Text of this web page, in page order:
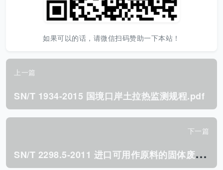
如果可以的话，请微信扫码赞助一下本站！
上一篇
SN/T 1934-2015 国境口岸土拉热监测规程.pdf
下一篇
S
N/T 2298.5-2011 进口可用作原料的固体废物检验检疫 通用标准 第5部分:腐蚀性检验方法.pdf